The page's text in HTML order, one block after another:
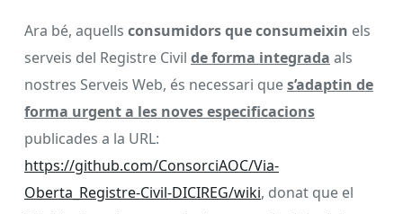
Ara bé, aquells consumidors que consumeixin els
serveis del Registre Civil de forma integrada als
nostres Serveis Web, és necessari ques’adaptin de
forma urgent a les noves especificacions
publicades a la URL:
https://github.com/ConsorciAOC/Via-
Oberta_Registre-Civil-DICIREG/wiki, donat que el